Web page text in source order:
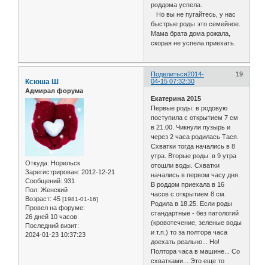
роддома успела.
Но вы не пугайтесь, у нас
быстрые роды это семейное.
Мама брата дома рожала,
скорая не успела приехать.
Поделиться 19
2014-
04-15 07:32:30
Ксюша Ш
Адмирал форума
Откуда: Норильск
Зарегистрирован: 2012-12-21
Сообщений: 931
Пол: Женский
Возраст: 45 [1981-01-16]
Провел на форуме:
26 дней 10 часов
Последний визит:
2024-01-23 10:37:23
Екатерина 2015
Первые роды: в родовую
поступила с открытием 7 см
в 21.00. Чикнули пузырь и
через 2 часа родилась Тася.
Схватки тогда начались в 8
утра. Вторые роды: в 9 утра
отошли воды. Схватки
начались в первом часу дня.
В роддом приехала в 16
часов с открытием 8 см.
Родила в 18.25. Если роды
стандартные - без патологий
(кровотечение, зеленые воды
и т.п.) то за полтора часа
доехать реально... Но!
Полтора часа в машине... Со
схватками... Это еще то